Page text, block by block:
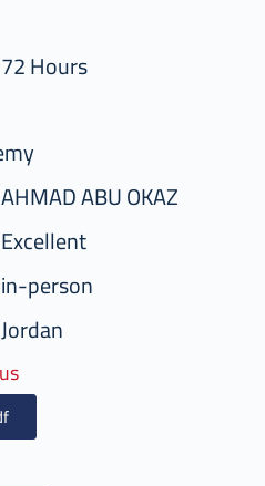
72 Hours
AHMAD ABU OKAZ
Excellent
in-person
Jordan